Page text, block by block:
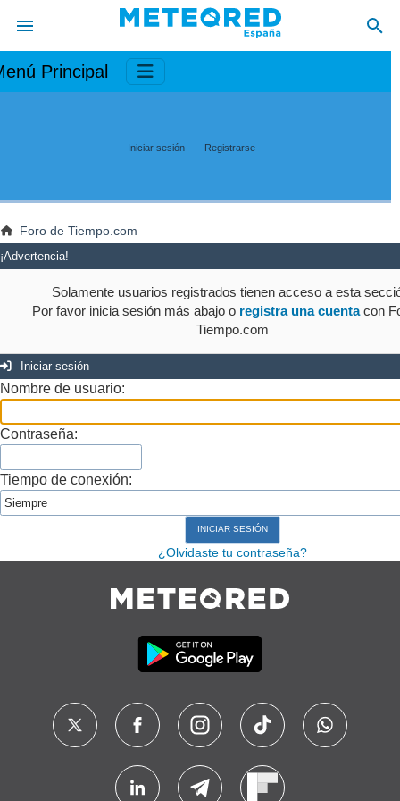
Principal
Iniciar sesión Registrarse
Foro de Tiempo.com
¡Advertencia!
Solamente usuarios registrados tienen acceso a esta
Por favor inicia sesión más abajo o registra una cuentacon
Tiempo.com
Iniciar sesión
Nombre de usuario:
Contraseña:
Tiempo de conexión:
¿Olvidaste tu contraseña?